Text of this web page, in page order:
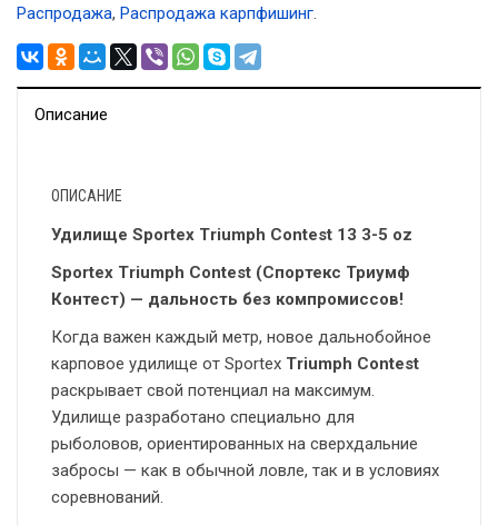
Распродажа, Распродажа карпфишинг.
Описание
ОПИСАНИЕ
Удилище Sportex Triumph Contest 13 3-5 oz
Sportex Triumph Contest (Спортекс Триумф
Контест) — дальность без компромиссов!
Когда важен каждый метр, новое дальнобойное
карповое удилище от Sportex Triumph Contest
раскрывает свой потенциал на максимум.
Удилище разработано специально для
рыболовов, ориентированных на сверхдальние
забросы — как в обычной ловле, так и в условиях
соревнований.